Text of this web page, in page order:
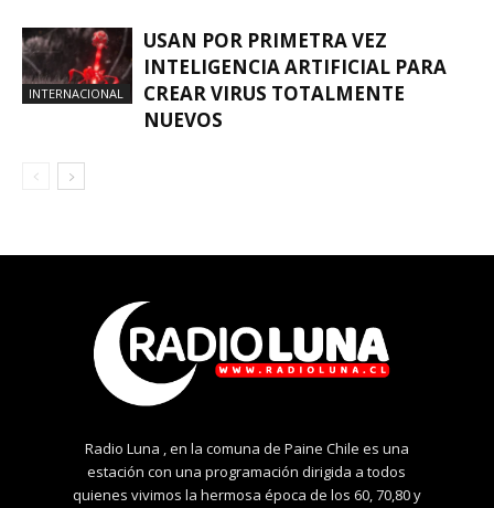
INTERNACIONAL
USAN POR PRIMETRA VEZ
INTELIGENCIA ARTIFICIAL PARA
CREAR VIRUS TOTALMENTE
NUEVOS
Radio Luna , en la comuna de Paine Chile es una
estación con una programación dirigida a todos
quienes vivimos la hermosa época de los 60, 70,80 y